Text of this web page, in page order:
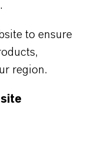
Ihrer
den Velcorin®
der Technik
.
to ensure
region.